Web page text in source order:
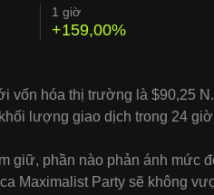
1 giờ
+159,00%
vốn hóa thị trường là $90,25
lượng giao dịch trong 24 giờ
giữ, phần nào phản ánh mức
Maximalist Party sẽ không